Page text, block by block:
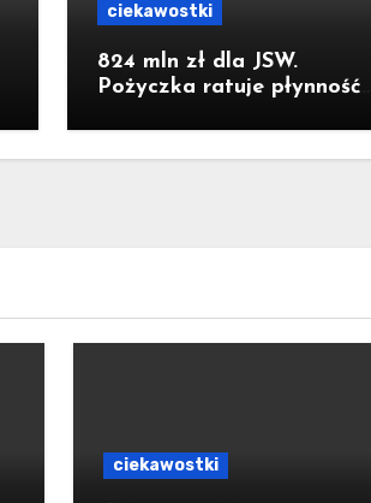
ciekawostki
824 mln zł dla JSW.
Pożyczka ratuje płynność,
ciekawostki